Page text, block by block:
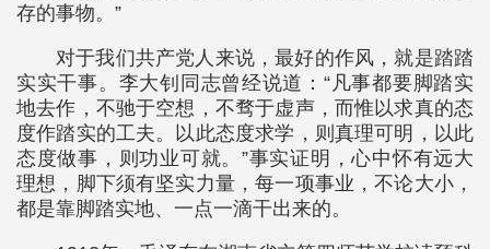
存的事物。”
对于我们共产党人来说，最好的作风，就是踏踏
实实干事。李大钊同志曾经说道：“凡事都要脚踏实
地去作，不驰于空想，不骛于虚声，而惟以求真的态
度作踏实的工夫。以此态度求学，则真理可明，以此
态度做事，则功业可就。”事实证明，心中怀有远大
理想，脚下须有坚实力量，每一项事业，不论大小，
都是靠脚踏实地、一点一滴干出来的。